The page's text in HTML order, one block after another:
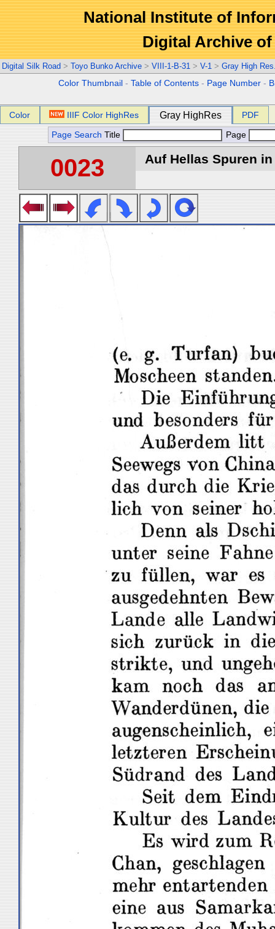
National Institute of
Digital Archive
Digital Silk Road > Toyo Bunko Archive > VIII-1-B-31 > V-1 > Gray High
Color Thumbnail -Table of Contents - Page Number -
Color IIIF Color HighRes Gray HighRes PDF
Page Search Title Page
0023 Auf Hellas Spuren